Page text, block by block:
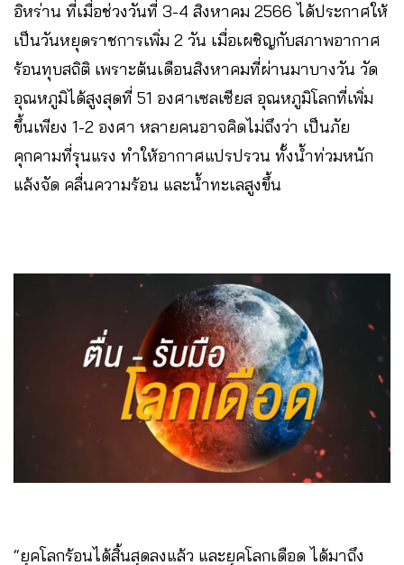
อิหร่าน ที่เมื่อช่วงวันที่ 3-4 สิงหาคม 2566 ได้ประกาศให้
เป็นวันหยุดราชการเพิ่ม 2 วัน เมื่อเผชิญกับสภาพอากาศ
ร้อนทุบสถิติ เพราะต้นเดือนสิงหาคมที่ผ่านมาบางวัน วัด
อุณหภูมิได้สูงสุดที่ 51 องศาเซลเซียส อุณหภูมิโลกที่เพิ่ม
ขึ้นเพียง 1-2 องศา หลายคนอาจคิดไม่ถึงว่า เป็นภัย
คุกคามที่รุนแรง ทำให้อากาศแปรปรวน ทั้งน้ำท่วมหนัก
แล้งจัด คลื่นความร้อน และน้ำทะเลสูงขึ้น
“ยุคโลกร้อนได้สิ้นสุดลงแล้ว และยุคโลกเดือด ได้มาถึง